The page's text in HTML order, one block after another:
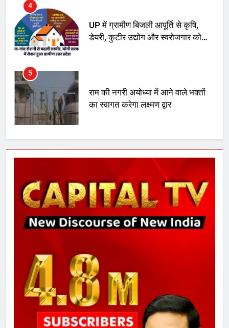
4
UP में ग्रामीण बिजली आपूर्ति से कृषि,
डेयरी, कुटीर उद्योग और स्वरोजगार को
5
राम की नगरी अयोध्या में आने वाले भक्तों
का स्वागत करेगा लक्ष्मण द्वार
6
उत्तर प्रदेश में गांवों में बढ़ेंगी सुविधाएं: 67%
बढ़ा पंचायतों का बजट
7
8
चुनाव से पहले लालू परिवार पर बड़ा झटका,
दिल्ली कोर्ट ने IRCTC घोटाले में आरोप
तय किए